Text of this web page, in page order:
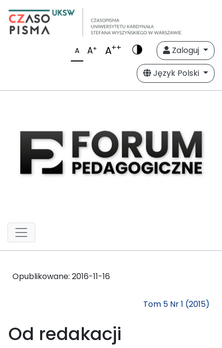
A A+ A++
Zaloguj
Język Polski
Opublikowane: 2016-11-16
Tom 5 Nr 1 (2015)
Od redakacji